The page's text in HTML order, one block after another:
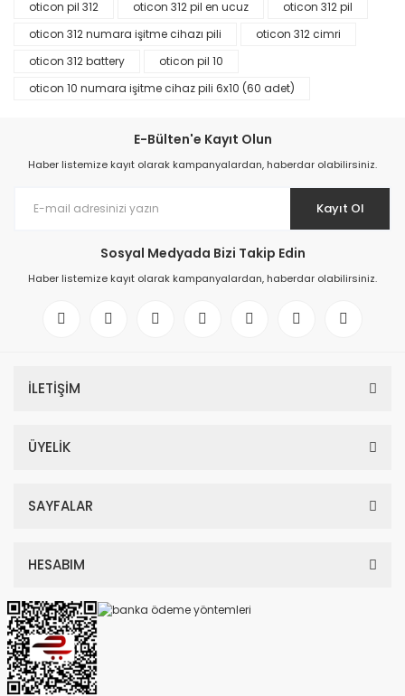
oticon pil 312
oticon 312 pil en ucuz
oticon 312 pil
oticon 312 numara işitme cihazı pili
oticon 312 cimri
oticon 312 battery
oticon pil 10
oticon 10 numara işitme cihaz pili 6x10 (60 adet)
E-Bülten'e Kayıt Olun
Haber listemize kayıt olarak kampanyalardan, haberdar olabilirsiniz.
Kayıt Ol
Sosyal Medyada Bizi Takip Edin
Haber listemize kayıt olarak kampanyalardan, haberdar olabilirsiniz.
İLETİŞİM
ÜYELİK
SAYFALAR
HESABIM